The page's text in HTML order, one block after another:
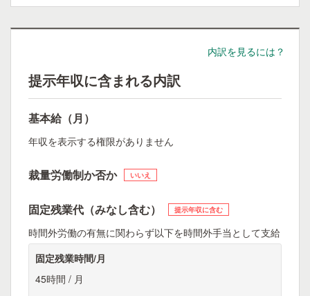
内訳を見るには？
提示年収に含まれる内訳
基本給（月）
年収を表示する権限がありません
裁量労働制か否か いいえ
固定残業代（みなし含む） 提示年収に含む
時間外労働の有無に関わらず以下を時間外手当として支給
固定残業時間/月
45時間 / 月